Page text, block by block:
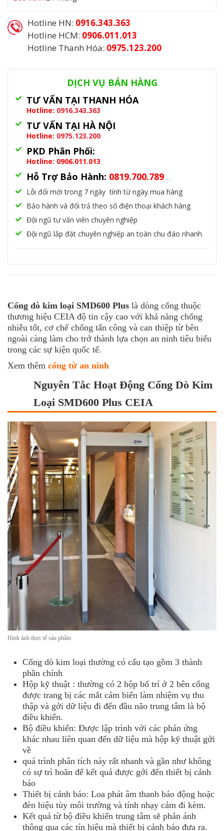
Hotline HN: 0916.343.363
Hotline HCM: 0906.011.013
Hotline Thanh Hóa: 0975.123.200
Danh mục:Cổng Dò Kim Loại,Cổng Từ An Ninh,Máy Dò Kim
DỊCH VỤ BÁN HÀNG
TƯ VẤN TẠI THANH HÓA
Hotline: 0916.343.363
TƯ VẤN TẠI HÀ NỘI
Hotline: 0975.123.200
PKD Phân Phối:
Hotline: 0906.011.013
Hỗ Trợ Bảo Hành: 0819.700.789
Lỗi đổi mới trong 7 ngày tính từ ngày mua hàng
Bảo hành và đổi trả theo số điện thoại khách hàng
Đội ngũ tư vấn viên chuyên nghiệp
Đội ngũ lắp đặt chuyên nghiệp an toàn chu đáo nhanh
Cổng dò kim loại SMD600 Plus là dòng cổng thuộc
thương hiệu CEIA độ tin cậy cao với khả năng chống
nhiễu tốt, cơ chế chống tấn công và can thiệp từ bên
ngoài càng làm cho trở thành lựa chọn an ninh tiêu biểu
trong các sự kiện quốc tế.
Xem thêm cổng từ an ninh
Nguyên Tắc Hoạt Động Cổng Dò Kim
Loại SMD600 Plus CEIA
Hình ảnh thực tế sản phẩm
Cổng dò kim loại thường có cấu tạo gồm 3 thành
phần chính
Hộp kỹ thuật : thường có 2 hộp bố trí ở 2 bên cổng
được trang bị các mắt cảm biến làm nhiệm vụ thu
thập và gởi dữ liệu đi đến đầu não trung tâm là bộ
điều khiển.
Bộ điều khiển: Được lập trình với các phản ứng
khác nhau liên quan đến dữ liệu mà hộp kỹ thuật gửi
về
quá trình phân tích này rất nhanh và gần như không
có sự trì hoãn để kết quả được gởi đến thiết bị cảnh
báo
Thiết bị cảnh báo: Loa phát âm thanh báo động hoặc
đèn hiệu tùy môi trường và tính nhạy cảm đi kèm.
Kết quả từ bộ điều khiển trung tâm sẽ phản ánh
thông qua các tín hiệu mà thiết bị cảnh báo đưa ra.